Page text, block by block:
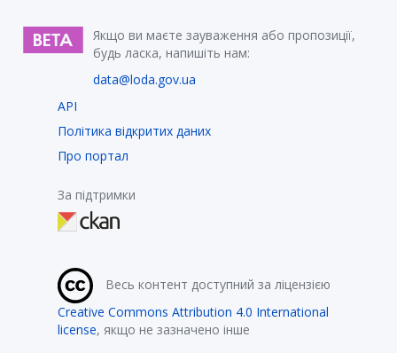
Якщо ви маєте зауваження або пропозиції,
будь ласка, напишіть нам:
data@loda.gov.ua
API
Політика відкритих даних
Про портал
За підтримки
Весь контент доступний за ліцензією
Creative Commons Attribution 4.0 International
license, якщо не зазначено інше